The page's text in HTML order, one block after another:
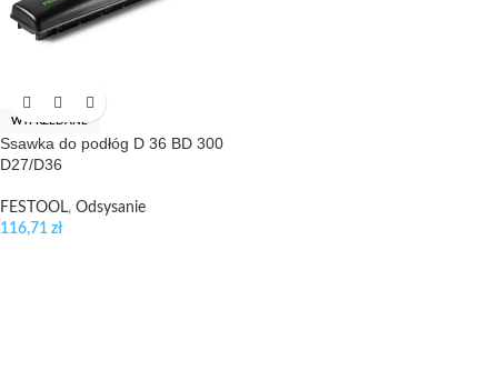
WYPRZEDANE
Ssawka do podłóg D 36 BD 300
D27/D36
FESTOOL, Odsysanie
116,71 zł